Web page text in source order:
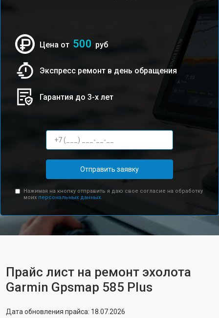
Цена от 500 руб
Экспресс ремонт в день обращения
Гарантия до 3-х лет
Отправить заявку
Нажимая на кнопку отправить я даю свое согласие на обработку
моих персональных данных.
Прайс лист на ремонт эхолота
Garmin Gpsmap 585 Plus
Дата обновления прайса: 18.07.2026